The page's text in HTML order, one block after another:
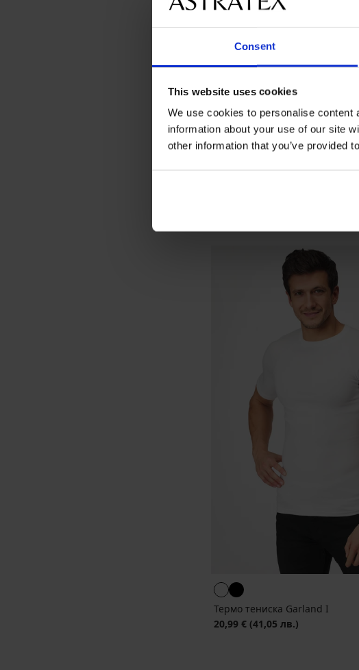
Consent
This website uses cookies
We use cookies to personalise
information about your use of our site
other information that you’ve provided
Термо тениска Garland I
20,99 € (41,05 лв.)